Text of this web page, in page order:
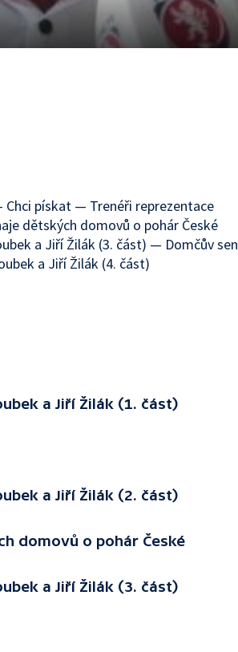
pískat — Trenéři reprezentace
dětských domovů o pohár České
a Jiří Žilák (3. část) — Domčův sen
a Jiří Žilák (4. část)
a Jiří Žilák (1. část)
a Jiří Žilák (2. část)
domovů o pohár České
a Jiří Žilák (3. část)